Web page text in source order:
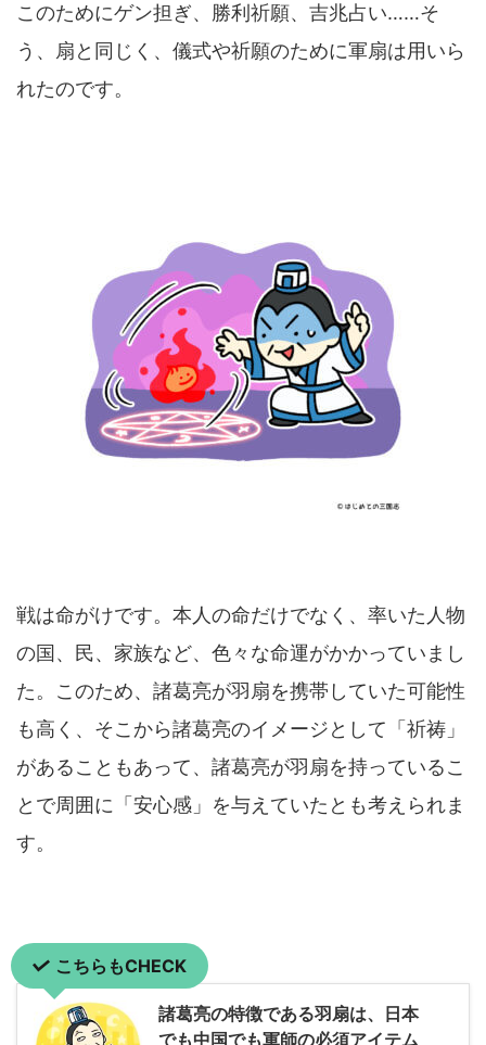
このためにゲン担ぎ、勝利祈願、吉兆占い……そ
う、扇と同じく、儀式や祈願のために軍扇は用いら
れたのです。
戦は命がけです。本人の命だけでなく、率いた人物
の国、民、家族など、色々な命運がかかっていまし
た。このため、諸葛亮が羽扇を携帯していた可能性
も高く、そこから諸葛亮のイメージとして「祈祷」
があることもあって、諸葛亮が羽扇を持っているこ
とで周囲に「安心感」を与えていたとも考えられま
す。
こちらもCHECK
諸葛亮の特徴である羽扇は、日本
でも中国でも軍師の必須アイテム